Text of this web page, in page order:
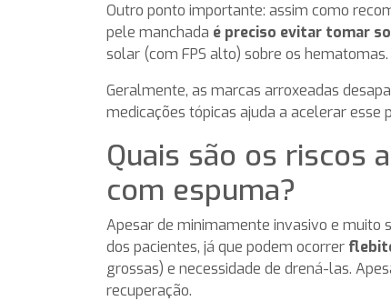
Outro ponto importante: assim como
pele manchada é preciso evitar tomar
solar (com FPS alto) sobre os hematomas.
Geralmente, as marcas arroxeadas
medicações tópicas ajuda a acelerar esse
Quais são os riscos
com espuma?
Apesar de minimamente invasivo e
dos pacientes, já que podem ocorrer
grossas) e necessidade de drená-las.
recuperação.